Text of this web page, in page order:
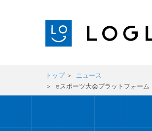
トップ
ニュース
eスポーツ大会プラットフォー